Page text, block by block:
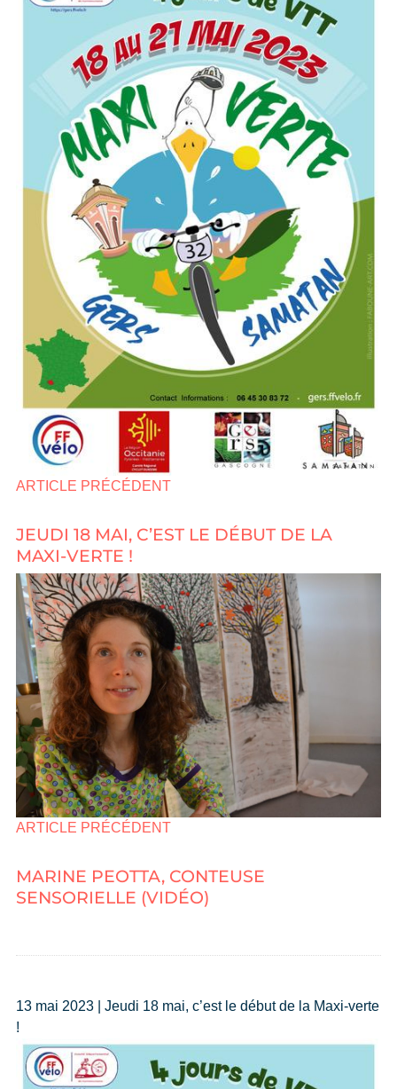
ARTICLE PRÉCÉDENT
JEUDI 18 MAI, C’EST LE DÉBUT DE LA
MAXI-VERTE !
ARTICLE PRÉCÉDENT
MARINE PEOTTA, CONTEUSE
SENSORIELLE (VIDÉO)
13 mai 2023 | Jeudi 18 mai, c’est le début de la Maxi-verte
!